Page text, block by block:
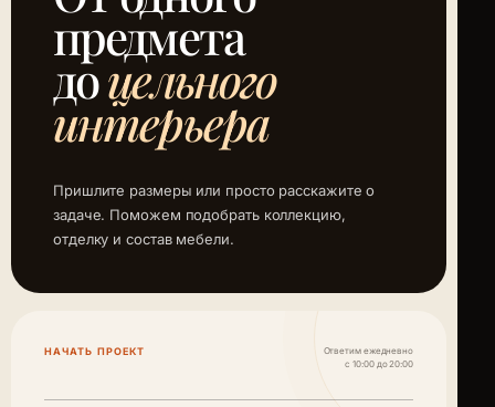
предмета
доцельного
интерьера
Пришлите размеры или просто расскажите о
задаче. Поможем подобрать коллекцию,
отделку и состав мебели.
НАЧАТЬ ПРОЕКТ
Ответим ежедневно
с 10:00 до 20:00